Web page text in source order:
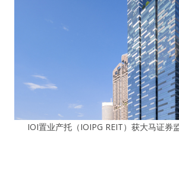
IOI置业产托（IOIPG REIT）获大马证券